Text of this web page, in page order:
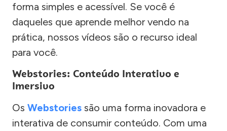
forma simples e acessível. Se você é
daqueles que aprende melhor vendo na
prática, nossos vídeos são o recurso ideal
para você.
Webstories: Conteúdo Interativo e
Imersivo
Os Webstories são uma forma inovadora e
interativa de consumir conteúdo. Com uma